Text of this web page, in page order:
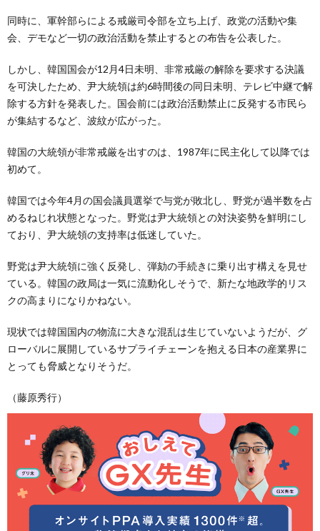
同時に、軍幹部らによる戒厳司令部を立ち上げ、政党の活動や集
会、デモなど一切の政治活動を禁止するとの布告を公表した。
しかし、韓国国会が12月4日未明、非常戒厳の解除を要求する決議
を可決したため、尹大統領は約6時間後の同日未明、テレビ中継で解
除する方針を発表した。国会前には政治活動禁止に反発する市民ら
が集結するなど、波紋が広がった。
韓国の大統領が非常戒厳を出すのは、1987年に民主化して以降では
初めて。
韓国では今年4月の国会議員選挙で与党が敗北し、野党が過半数を占
めるねじれ状態となった。野党は尹大統領との対決姿勢を鮮明にし
ており、尹大統領の支持率は低迷していた。
野党は尹大統領に強く反発し、弾劾の手続きに乗り出す構えを見せ
ている。韓国の政局は一気に流動化しそうで、新たな地政学的リス
クの高まりになりかねない。
現状では韓国国内の物流に大きな混乱は生じていないようだが、グ
ローバルに展開しているサプライチェーンを抱える日本の産業界に
とっても脅威となりそうだ。
（藤原秀行）